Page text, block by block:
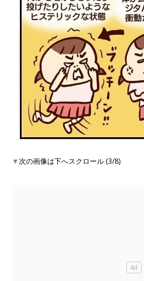
▼次の画像は下へスクロール (3/8)